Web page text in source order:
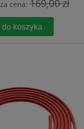
cena: 169,00 zł
do koszyka